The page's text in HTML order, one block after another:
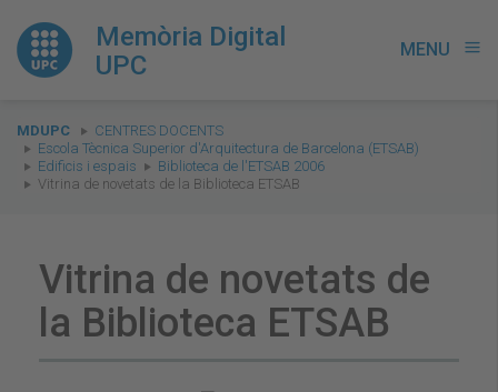
Memòria Digital
UPC
MENU menu
You
are
here:
MDUPC
CENTRES DOCENTS
Escola Tècnica Superior d'Arquitectura de Barcelona (ETSAB)
Edificis i espais
Biblioteca de l'ETSAB 2006
Vitrina de novetats de la Biblioteca ETSAB
Vitrina de novetats de
la Biblioteca ETSAB